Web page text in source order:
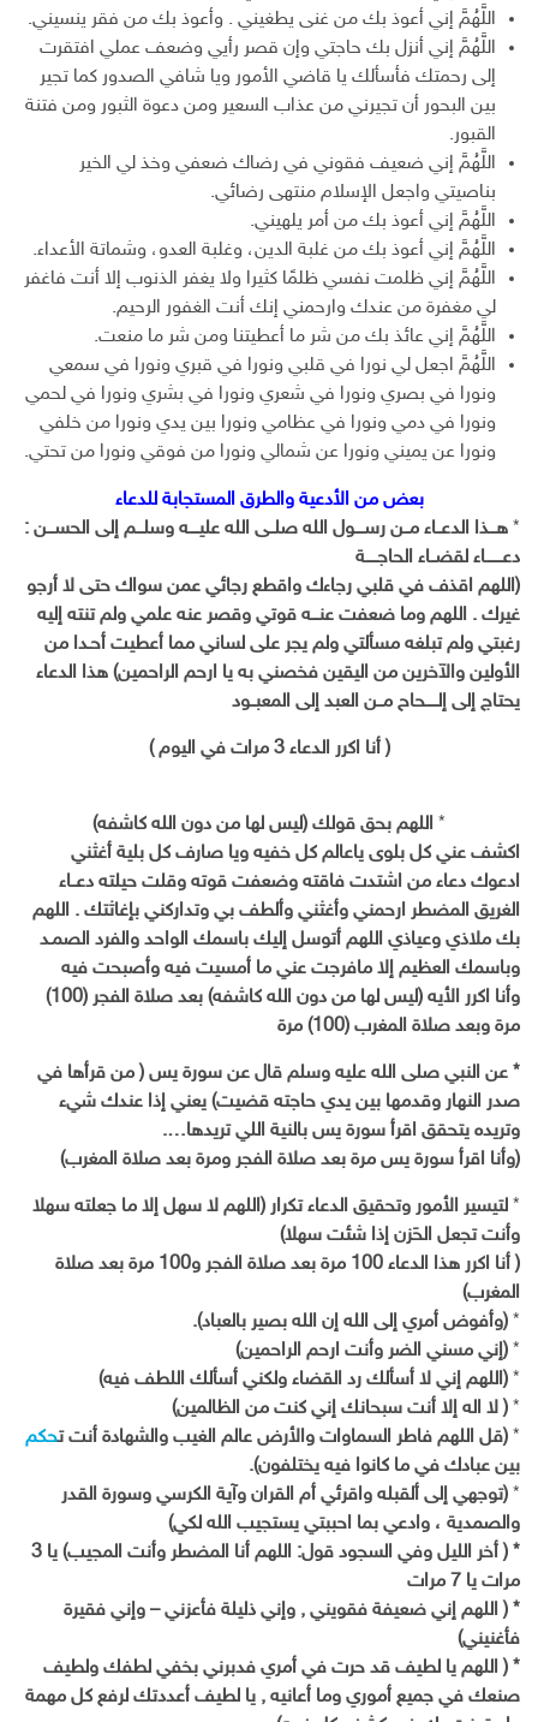
اللَّهُمَّ إني أعوذ بك من غنى يطغيني . وأعوذ بك من فقر ينسيني.
اللَّهُمَّ إني أنزل بك حاجتي وإن قصر رأيي وضعف عملي افتقرت
إلى رحمتك فأسألك يا قاضي الأمور ويا شافي الصدور كما تجير
بين البحور أن تجيرني من عذاب السعير ومن دعوة الثبور ومن فتنة
القبور.
اللَّهُمَّ إني ضعيف فقوني في رضاك ضعفي وخذ لي الخير
بناصيتي واجعل الإسلام منتهى رضائي.
اللَّهُمَّ إني أعوذ بك من أمر يلهيني.
اللَّهُمَّ إني أعوذ بك من غلبة الدين، وغلبة العدو، وشماتة الأعداء.
اللَّهُمَّ إني ظلمت نفسي ظلمًا كثيرا ولا يغفر الذنوب إلا أنت فاغفر
لي مغفرة من عندك وارحمني إنك أنت الغفور الرحيم.
اللَّهُمَّ إني عائذ بك من شر ما أعطيتنا ومن شر ما منعت.
اللَّهُمَّ اجعل لي نورا في قلبي ونورا في قبري ونورا في سمعي
ونورا في بصري ونورا في شعري ونورا في بشري ونورا في لحمي
ونورا في دمي ونورا في عظامي ونورا بين يدي ونورا من خلفي
ونورا عن يميني ونورا عن شمالي ونورا من فوقي ونورا من تحتي.
بعض من الأدعية والطرق المستجابة للدعاء
* هـــذا الدعــاء مــن رســــول الله صلــى الله عليــــه وسلـــم إلى الحســـن :
دعـــــــاء لقضــاء الحاجـــــة
(اللهم اقذف في قلبي رجاءك واقطع رجائي عمن سواك حتى لا أرجو
غيرك . اللهم وما ضعفت عنـــه قوتي وقصر عنه علمي ولم تنته إليه
رغبتي ولم تبلغه مسألتي ولم يجر على لساني مما أعطيت أحـدا من
الأولين والآخرين من اليقين فخصني به يا ارحم الراحمين) هذا الدعاء
يحتاج إلى إلـــــحاح مــن العبد إلى المعبــود
( أنا اكرر الدعاء 3 مرات في اليوم )
* اللهم بحق قولك (ليس لها من دون الله كاشفه)
اكشف عني كل بلوى ياعالم كل خفيه ويا صارف كل بلية أغثني
ادعوك دعاء من اشتدت فاقته وضعفت قوته وقلت حيلته دعــاء
الغريق المضطر ارحمني وأغثني وألطف بي وتداركني بإغاثتك . اللهم
بك ملاذي وعياذي اللهم أتوسل إليك باسمك الواحد والفرد الصمـد
وباسمك العظيم إلا مافرجت عني ما أمسيت فيه وأصبحت فيه
وأنا اكرر الأيه (ليس لها من دون الله كاشفه) بعد صلاة الفجر (100)
مرة وبعد صلاة المغرب (100) مرة
* عن النبي صلى الله عليه وسلم قال عن سورة يس ( من قرأها في
صدر النهار وقدمها بين يدي حاجته قضيت) يعني إذا عندك شيء
وتريده يتحقق اقرأ سورة يس بالنية اللي تريدها….
(وأنا اقرأ سورة يس مرة بعد صلاة الفجر ومرة بعد صلاة المغرب)
* لتيسير الأمور وتحقيق الدعاء تكرار (اللهم لا سهل إلا ما جعلته سهلا
وأنت تجعل الحَزن إذا شئت سهلا)
( أنا اكرر هذا الدعاء 100 مرة بعد صلاة الفجر و100 مرة بعد صلاة
المغرب)
* (وأفوض أمري إلى الله إن الله بصير بالعباد).
* (إني مسني الضر وأنت ارحم الراحمين)
* (اللهم إني لا أسألك رد القضاء ولكني أسألك اللطف فيه)
* ( لا اله إلا أنت سبحانك إني كنت من الظالمين)
* (قل اللهم فاطر السماوات والأرض عالم الغيب والشهادة أنت تحكم
بين عبادك في ما كانوا فيه يختلفون).
* (توجهي إلى ألقبله واقرئي أم القران وآية الكرسي وسورة القدر
والصمدية ، وادعي بما احببتي يستجيب الله لكي)
* ( أخر الليل وفي السجود قول: اللهم أنا المضطر وأنت المجيب) يا 3
مرات يا 7 مرات
* ( اللهم إني ضعيفة فقويني , وإني ذليلة فأعزني – وإني فقيرة
فأغنيني)
* ( اللهم يا لطيف قد حرت في أمري فدبرني بخفي لطفك ولطيف
صنعك في جميع أموري وما أعانيه , يا لطيف أعددتك لرفع كل مهمة